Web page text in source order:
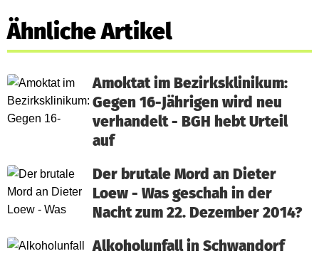
Ähnliche Artikel
Amoktat im Bezirksklinikum:
Gegen 16-Jährigen wird neu
verhandelt - BGH hebt Urteil
auf
Der brutale Mord an Dieter
Loew - Was geschah in der
Nacht zum 22. Dezember 2014?
Alkoholunfall in Schwandorf